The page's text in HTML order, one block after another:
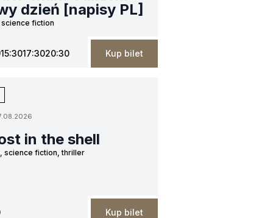
dzień [napisy PL]
science fiction
15:3017:3020:30 Kup bilet
in the shell
science fiction, thriller
Kup bilet